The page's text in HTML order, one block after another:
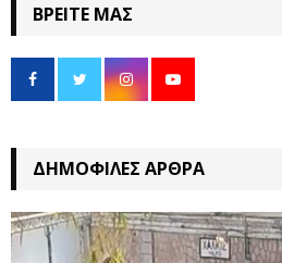
ΒΡΕΊΤΕ ΜΑΣ
ΔΗΜΟΦΙΛΈΣ ΆΡΘΡΑ